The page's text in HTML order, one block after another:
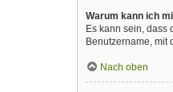
Warum kann ich
Es kann sein, dass
Benutzername, mit
Nach oben